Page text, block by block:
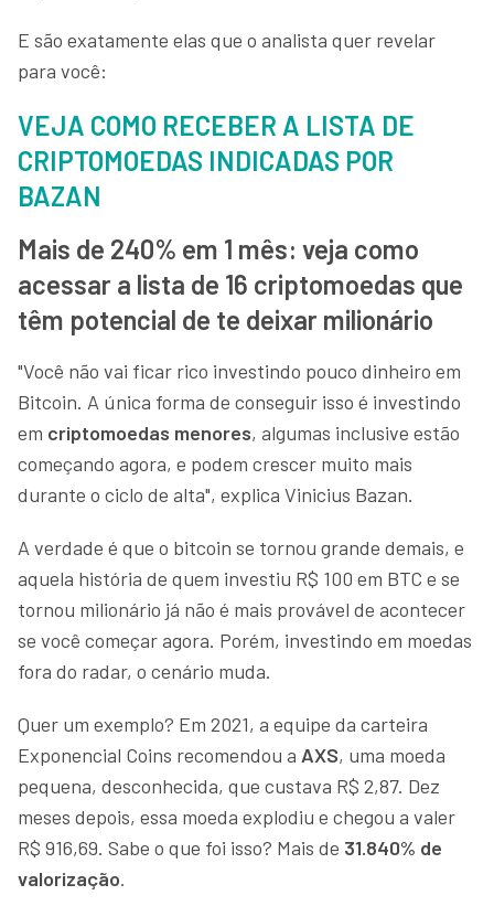
E são exatamente elas que o analista quer revelar
para você:
VEJA COMO RECEBER A LISTA DE
CRIPTOMOEDAS INDICADAS POR
BAZAN
Mais de 240% em 1 mês: veja como
acessar a lista de 16 criptomoedas que
têm potencial de te deixar milionário
"Você não vai ficar rico investindo pouco dinheiro em
Bitcoin. A única forma de conseguir isso é investindo
em criptomoedas menores, algumas inclusive estão
começando agora, e podem crescer muito mais
durante o ciclo de alta", explica Vinicius Bazan.
A verdade é que o bitcoin se tornou grande demais, e
aquela história de quem investiu R$ 100 em BTC e se
tornou milionário já não é mais provável de acontecer
se você começar agora. Porém, investindo em moedas
fora do radar, o cenário muda.
Quer um exemplo? Em 2021, a equipe da carteira
Exponencial Coins recomendou a AXS, uma moeda
pequena, desconhecida, que custava R$ 2,87. Dez
meses depois, essa moeda explodiu e chegou a valer
R$ 916,69. Sabe o que foi isso? Mais de 31.840% de
valorização.